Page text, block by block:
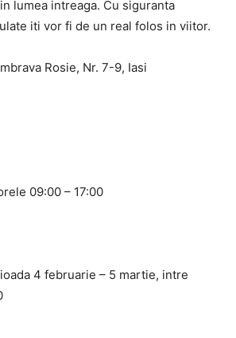
lumea intreaga. Cu siguranta
iti vor fi de un real folos in viitor.
Rosie, Nr. 7-9, Iasi
09:00 – 17:00
4 februarie – 5 martie, intre